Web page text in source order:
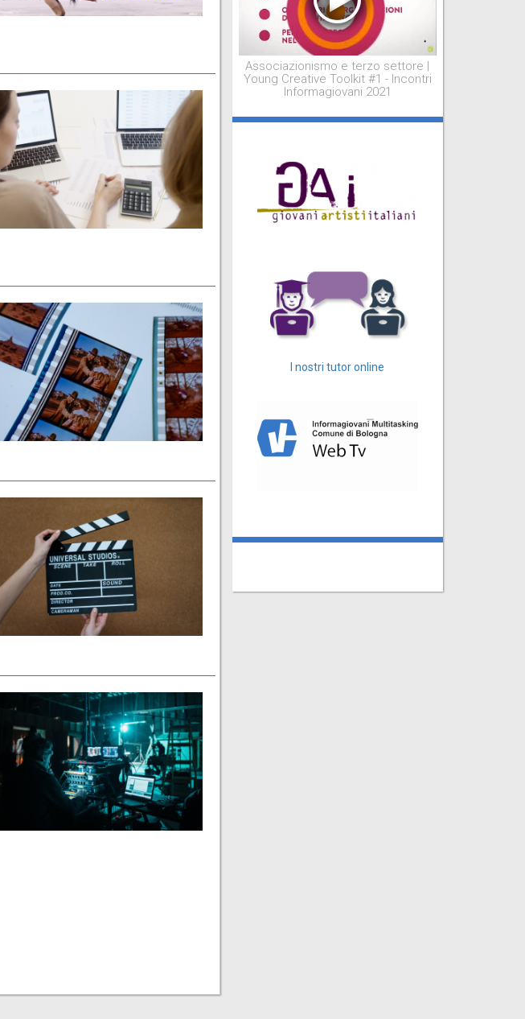
Associazionismo e terzo settore |
Young Creative Toolkit #1 - Incontri
Informagiovani 2021
I nostri tutor online